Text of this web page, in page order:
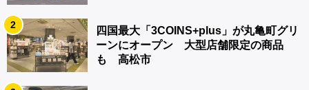
2
四国最大「3COINS+plus」が丸亀町グリ
ーンにオープン 大型店舗限定の商品
も 高松市